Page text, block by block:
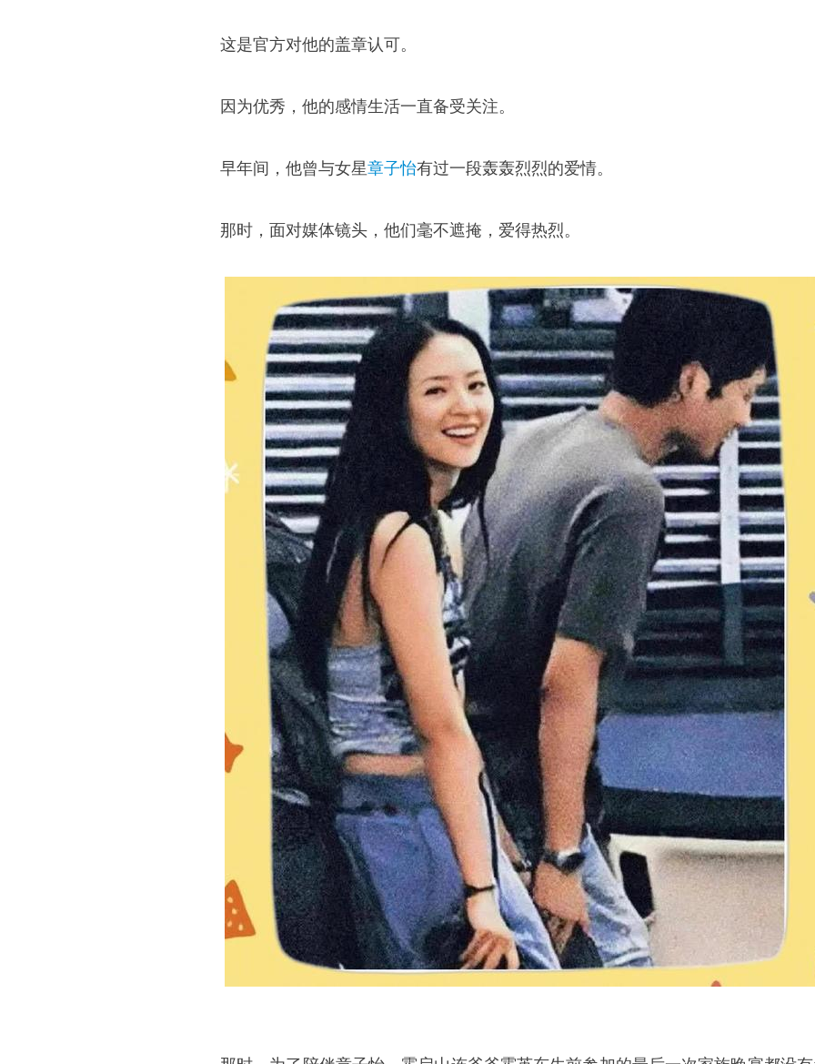
这是官方对他的盖章认可。
因为优秀，他的感情生活一直备受关注。
早年间，他曾与女星章子怡有过一段轰轰烈烈的爱情。
那时，面对媒体镜头，他们毫不遮掩，爱得热烈。